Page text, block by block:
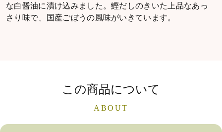
な白醤油に漬け込みました。鰹だしのきいた上品なあっ
さり味で、国産ごぼうの風味がいきています。
この商品について
ABOUT